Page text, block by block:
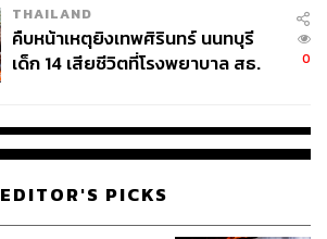
THAILAND
คืบหน้าเหตุยิงเทพศิรินทร์ นนทบุรี
เด็ก 14 เสียชีวิตที่โรงพยาบาล สธ.
0
EDITOR'S PICKS